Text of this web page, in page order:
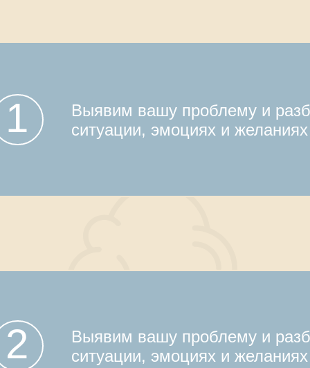
1
2
Выявим вашу проблему и
ситуации, эмоциях и желаниях
Выявим вашу проблему и
ситуации, эмоциях и желаниях